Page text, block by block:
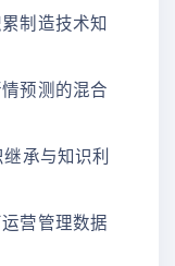
制造技术知
预测的混合
承与知识利
营管理数据